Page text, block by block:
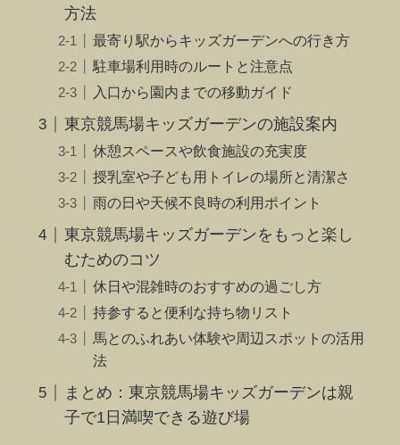
方法
最寄り駅からキッズガーデンへの行き方
駐車場利用時のルートと注意点
入口から園内までの移動ガイド
東京競馬場キッズガーデンの施設案内
休憩スペースや飲食施設の充実度
授乳室や子ども用トイレの場所と清潔さ
雨の日や天候不良時の利用ポイント
東京競馬場キッズガーデンをもっと楽し
むためのコツ
休日や混雑時のおすすめの過ごし方
持参すると便利な持ち物リスト
馬とのふれあい体験や周辺スポットの活用
法
まとめ：東京競馬場キッズガーデンは親
子で1日満喫できる遊び場